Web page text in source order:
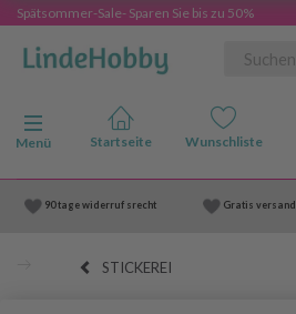
Spätsommer-Sale- Sparen Sie bis zu 50%
Anzeige ändern
Menü
90 tage widerruf srecht Gratis versand
STICKEREI